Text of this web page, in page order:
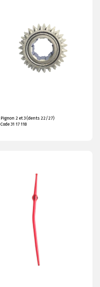
Pignon 2 et 3 (dents 22/27)
Code 31 17 118